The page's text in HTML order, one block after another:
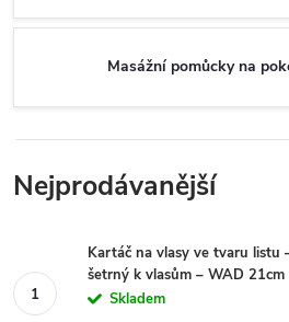
Masážní pomůcky na
Nejprodávanější
Kartáč na vlasy ve tvaru listu
šetrný k vlasům – WAD 21cm
Skladem